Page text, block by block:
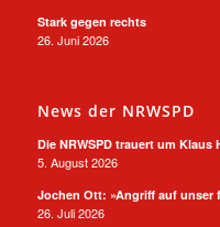
Stark gegen rechts
26. Juni 2026
News der NRWSPD
Die NRWSPD trauert um Klaus
5. August 2026
Jochen Ott: »Angriff auf unser
26. Juli 2026